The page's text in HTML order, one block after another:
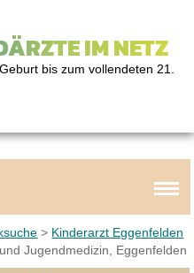
IM NETZ
bis zum vollendeten 21.
> Kinderarzt Eggenfelden
Jugendmedizin, Eggenfelden